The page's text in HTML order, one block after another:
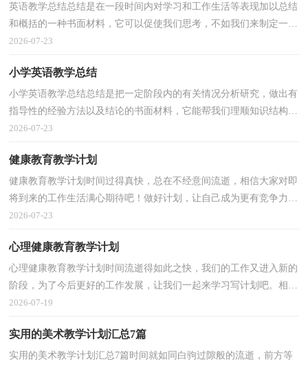
英语教学总结总结是在一段时间内对学习和工作生活等表现加以总结
和概括的一种书面材料，它可以促使我们思考，不如我们来制定一份
总结吧。那么总结应该包括什么内容呢？下面是小编...
2026-07-23
小学英语教学总结
小学英语教学总结总结是把一定阶段内的有关情况分析研究，做出有
指导性的经验方法以及结论的书面材料，它能帮我们理顺知识结构，
突出重点，突破难点，让我们一起认真地写一份总结吧。...
2026-07-23
健康教育教学计划
健康教育教学计划时间过得真快，总在不经意间流逝，相信大家对即
将到来的工作生活满心期待吧！做好计划，让自己成为更有竞争力的
人吧。你所接触过的计划都是什么样子的呢？以下是小编...
2026-07-23
心理健康教育教学计划
心理健康教育教学计划时间流逝得如此之快，我们的工作又进入新的
阶段，为了今后更好的工作发展，让我们一起来学习写计划吧。相信
大家又在为写计划犯愁了？以下是小编收集整理的心理...
2026-07-19
实用的美术教学计划汇总7篇
实用的美术教学计划汇总7篇时间就如同白驹过隙般的流逝，前方等